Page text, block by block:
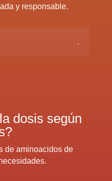
y responsable.
dosis según
de aminoacidos de